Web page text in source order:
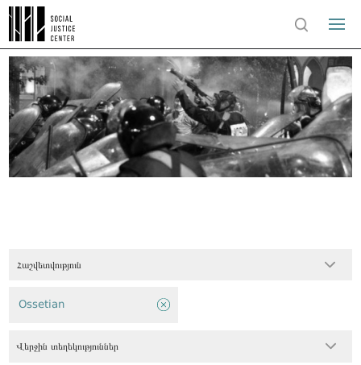
Հաշվետվություն
Ossetian
Վերջին տեղեկություններ